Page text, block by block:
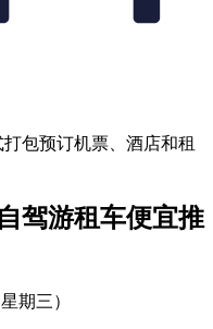
包预订机票、酒店和租
驾游租车便宜推
期三）